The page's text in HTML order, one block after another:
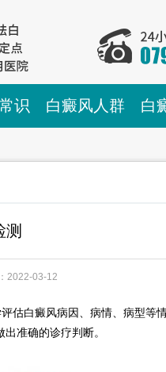
识 白癜风人群 白
测
2022-03-12
白癜风病因、病情、病型等
准确的诊疗判断。